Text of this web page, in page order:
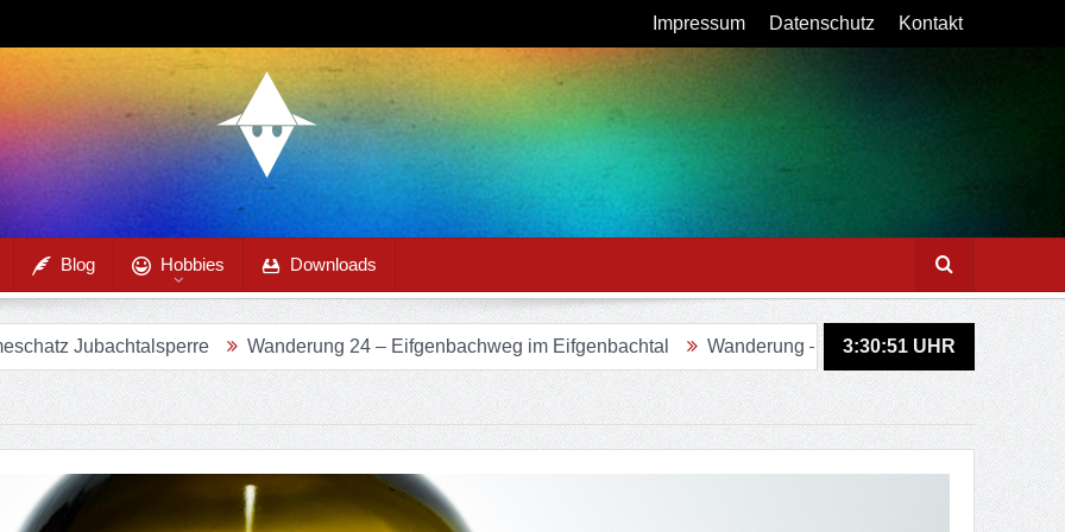
Impressum Datenschutz Kontakt
Blog Hobbies Downloads
Wanderung 24 – Eifgenbachweg im Eifgenbachtal Wanderung – Sagenweg in Lindlar Figurenweg
3:30:53UHR